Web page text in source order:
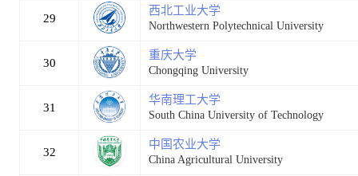
29
西北工业大学
Northwestern Polytechnical University
30
重庆大学
Chongqing University
31
华南理工大学
South China University of Technology
32
中国农业大学
China Agricultural University